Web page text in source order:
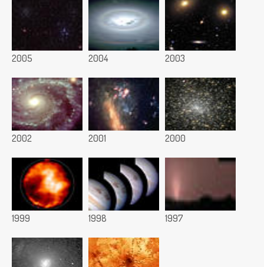
2005 2004 2003
2002 2001 2000
1999 1998 1997